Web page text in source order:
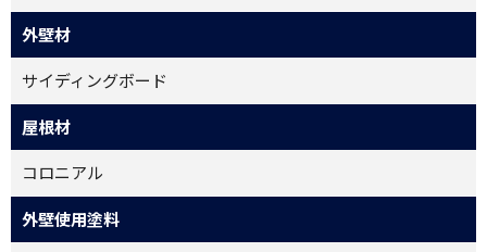
外壁材
サイディングボード
屋根材
コロニアル
外壁使用塗料